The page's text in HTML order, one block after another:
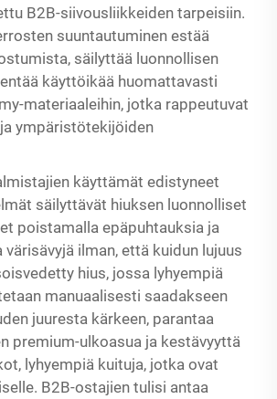
B2B-siivousliikkeiden tarpeisiin.
suuntautuminen estää
säilyttää luonnollisen
käyttöikää huomattavasti
materiaaleihin, jotka rappeutuvat
ympäristötekijöiden
käyttämät edistyneet
säilyttävät hiuksen luonnolliset
poistamalla epäpuhtauksia ja
ilman, että kuidun lujuus
hius, jossa lyhyempiä
manuaalisesti saadakseen
juuresta kärkeen, parantaa
premium-ulkoasua ja kestävyyttä
lyhyempiä kuituja, jotka ovat
B2B-ostajien tulisi antaa